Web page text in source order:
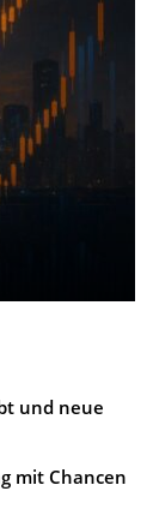
und neue
mit Chancen